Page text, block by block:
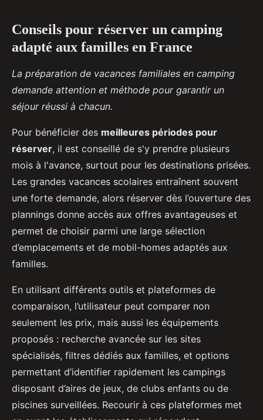
Conseils pour réserver un camping
adapté aux familles en France
La préparation de vacances familiales en camping
demande attention et méthode pour garantir un
séjour réussi à chacun.
Pour bénéficier des meilleures périodes pour
réserver, il est conseillé de s'y prendre plusieurs
mois à l'avance, surtout pour les destinations prisées.
Les grandes vacances scolaires entraînent souvent
une forte demande, alors réserver dès l’ouverture des
plannings donne accès aux offres avantageuses et
permet de choisir parmi une large sélection
d’emplacements et de mobil-homes adaptés aux
familles.
En utilisant différents outils et plateformes de
comparaison, l’utilisateur peut comparer non
seulement les prix, mais aussi les équipements
proposés : recherche avancée sur les sites
spécialisés, filtres dédiés aux familles, et options
permettant d’identifier rapidement les campings
disposant d’aires de jeux, de clubs enfants ou de
piscines surveillées. Recourir à ces plateformes met